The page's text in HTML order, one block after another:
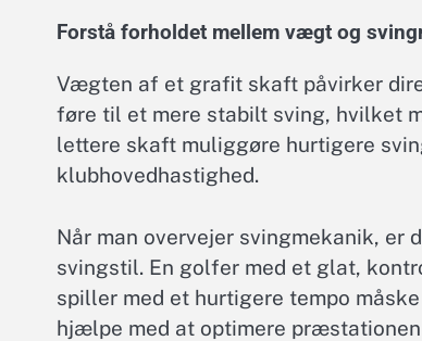
Forstå forholdet mellem vægt og
Vægten af et grafit skaft påvirker
føre til et mere stabilt sving, hvilket
lettere skaft muliggøre hurtigere
klubhovedhastighed.
Når man overvejer svingmekanik,
svingstil. En golfer med et glat,
spiller med et hurtigere tempo
hjælpe med at optimere præstationen